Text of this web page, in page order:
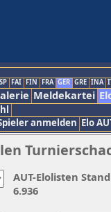
FAI FIN FRA GER GRE INA
Meldekartei
anmelden Elo
AUT-Elolisten
6.936